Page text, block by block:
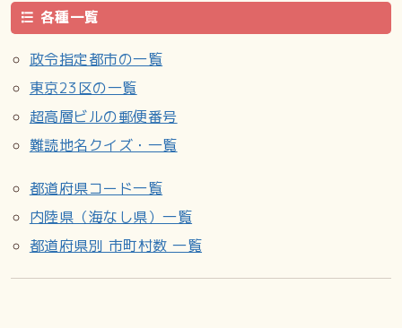
各種一覧
政令指定都市の一覧
東京23区の一覧
超高層ビルの郵便番号
難読地名クイズ・一覧
都道府県コード一覧
内陸県（海なし県）一覧
都道府県別 市町村数 一覧